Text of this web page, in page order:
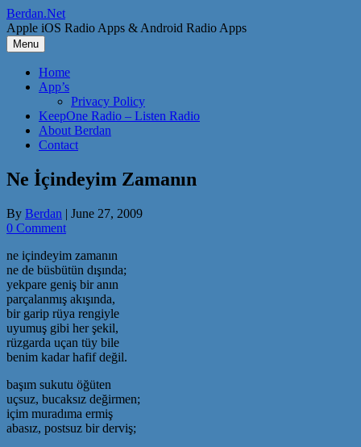
Skip
to
content
Berdan.Net
Apple iOS Radio Apps & Android Radio Apps
Menu
Home
App’s
Privacy Policy
KeepOne Radio – Listen Radio
About Berdan
Contact
Ne İçindeyim Zamanın
By Berdan | June 27, 2009
0 Comment
ne içindeyim zamanın
ne de büsbütün dışında;
yekpare geniş bir anın
parçalanmış akışında,
bir garip rüya rengiyle
uyumuş gibi her şekil,
rüzgarda uçan tüy bile
benim kadar hafif değil.
başım sukutu öğüten
uçsuz, bucaksız değirmen;
içim muradıma ermiş
abasız, postsuz bir derviş;